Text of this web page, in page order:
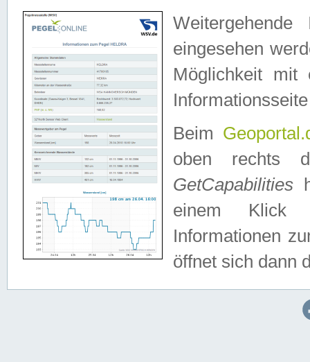
eingesehen
Möglichkeit mit
Beim
oben rechts
GetCapabilities
einem Klick
Informationen
öffnet sich dann